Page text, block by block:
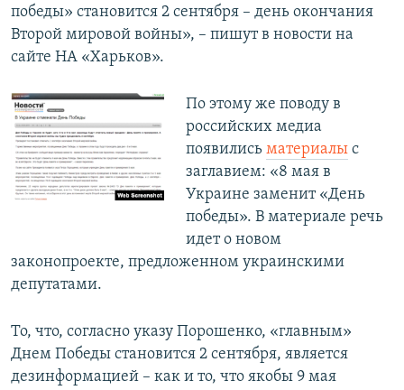
победы» становится 2 сентября – день окончания
Второй мировой войны», – пишут в новости на
сайте НА «Харьков».
По этому же поводу в
российских медиа
появились материалыс
заглавием: «8 мая в
Украине заменит «День
победы». В материале речь
идет о новом
законопроекте, предложенном украинскими
депутатами.
То, что, согласно указу Порошенко, «главным»
Днем Победы становится 2 сентября, является
дезинформацией – как и то, что якобы 9 мая